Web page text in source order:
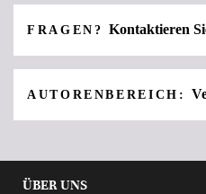
FRAGEN?Kontaktieren
AUTORENBEREICH:
ÜBER UNS